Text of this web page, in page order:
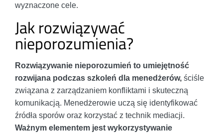
wyznaczone cele.
Jak rozwiązywać
nieporozumienia?
Rozwiązywanie nieporozumień to umiejętność
rozwijana podczas szkoleń dla menedżerów, ściśle
związana z zarządzaniem konfliktami i skuteczną
komunikacją. Menedżerowie uczą się identyfikować
źródła sporów oraz korzystać z technik mediacji.
Ważnym elementem jest wykorzystywanie